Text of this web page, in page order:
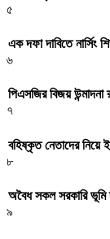
৫
এক দফা দাবিতে নার্সিং
৬
পিএসজির বিজয়
৭
বহিষ্কৃত নেতাদের নিয়ে
৮
অবৈধ সকল সরকারি ভূমি
৯